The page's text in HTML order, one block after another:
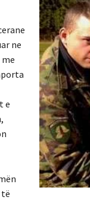
ne
e
të